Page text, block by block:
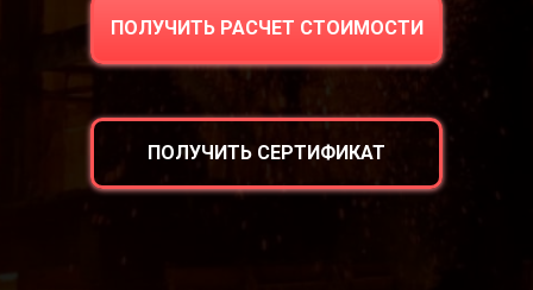
ПОЛУЧИТЬ РАСЧЕТ СТОИМОСТИ
ПОЛУЧИТЬ СЕРТИФИКАТ